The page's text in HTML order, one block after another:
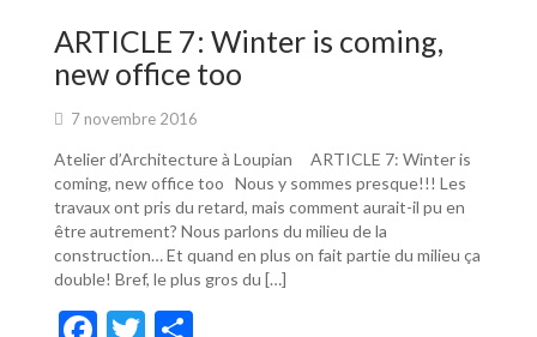
o
o
k
er
ARTICLE 7: Winter is coming,
new office too
7 novembre 2016
Atelier d’Architecture à Loupian ARTICLE 7: Winter is
coming, new office too Nous y sommes presque!!! Les
travaux ont pris du retard, mais comment aurait-il pu en
être autrement? Nous parlons du milieu de la
construction… Et quand en plus on fait partie du milieu ça
double! Bref, le plus gros du […]